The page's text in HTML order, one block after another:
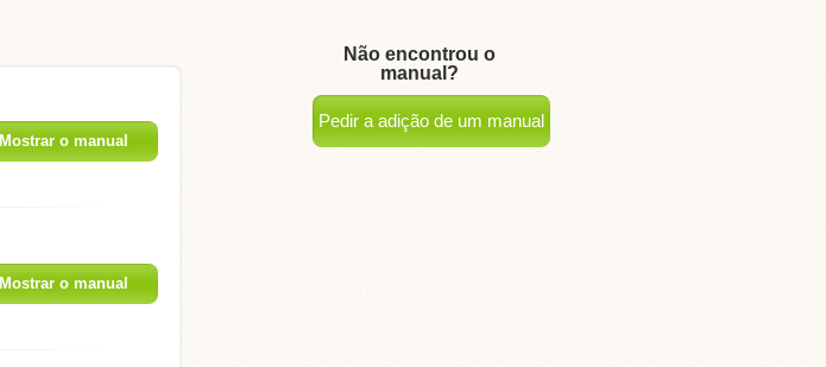
Mostrar o manual
Mostrar o manual
Não encontrou o
manual?
Pedir a adição de um manual